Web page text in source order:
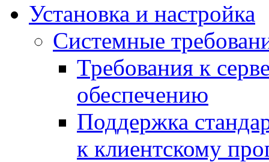
Установка и настройка
Системные
Требования к
обеспечению
Поддержка
к клиентскому